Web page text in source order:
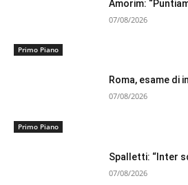
Primo Piano
Amorim:
07/08/2026
Primo Piano
Roma, esame di
07/08/2026
Spalletti: “Inter
07/08/2026